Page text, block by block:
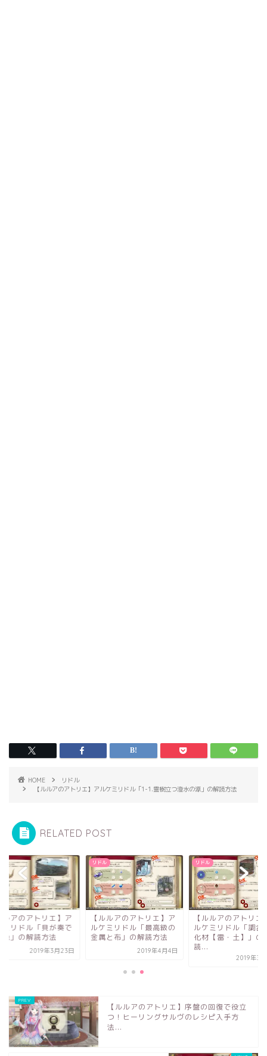
HOME
リドル
【ルルアのアトリエ】アルケミリドル「1-1.霊樹立つ澄水の源」の解読方法
RELATED POST
ルアのアトリエ】ア
ミリドル「最高級の
布」の解読方法
2019年4月4日
リドル
【ルルアのアトリエ】ア
ルケミリドル「調合の強
化材【雷・土】」の解
リドル
【ルルアのアトリエ
ルケミリドル「貝が
る音色」の解読方法
【ルルアのアトリエ】序盤の回復で役立
つ！ヒーリングサルヴのレシピ入手方
法...